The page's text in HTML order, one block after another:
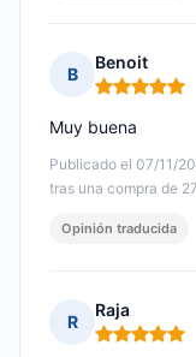
B
Benoit
Nota: 5 de 5
Publicado el 07/11/
tras una compra de
Muy buena
Opinión traducida
R
Raja
Nota: 5 de 5